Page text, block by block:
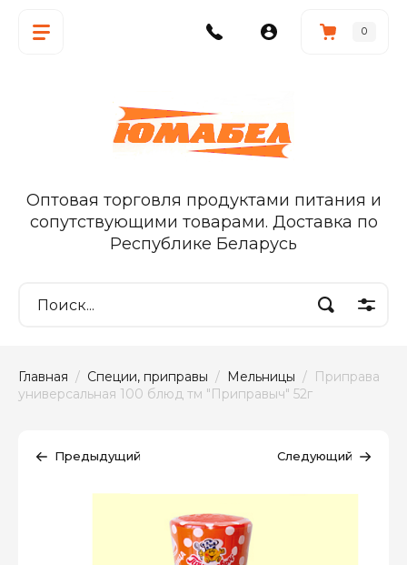
0
Оптовая торговля продуктами питания и
сопутствующими товарами. Доставка по
Республике Беларусь
Главная / Специи, приправы / Мельницы /  Приправа
универсальная 100 блюд тм "Приправыч" 52г
Предыдущий Следующий